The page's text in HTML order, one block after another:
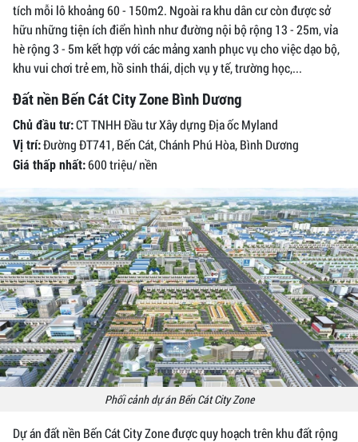
tích mỗi lô khoảng 60 - 150m2. Ngoài ra khu dân cư còn được sở
hữu những tiện ích điển hình như đường nội bộ rộng 13 - 25m, vỉa
hè rộng 3 - 5m kết hợp với các mảng xanh phục vụ cho việc dạo bộ,
khu vui chơi trẻ em, hồ sinh thái, dịch vụ y tế, trường học,...
Đất nền Bến Cát City Zone Bình Dương
Chủ đầu tư:CT TNHH Đầu tư Xây dựng Địa ốc Myland
Vị trí:Đường ĐT741, Bến Cát, Chánh Phú Hòa, Bình Dương
Giá thấp nhất:600 triệu/ nền
Phối cảnh dự án Bến Cát City Zone
Dự án đất nền Bến Cát City Zone được quy hoạch trên khu đất rộng